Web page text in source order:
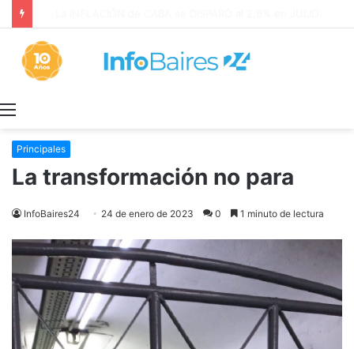
Principales
La transformación no para
InfoBaires24 24 de enero de 2023 0 1 minuto de lectura